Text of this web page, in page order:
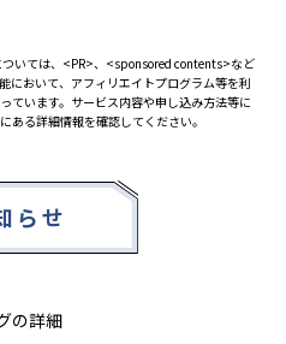
いては、<PR>、<sponsored contents>など
において、アフィリエイトプログラム等を利
ています。サービス内容や申し込み方法等に
ある詳細情報を確認してください。
らせ
の詳細